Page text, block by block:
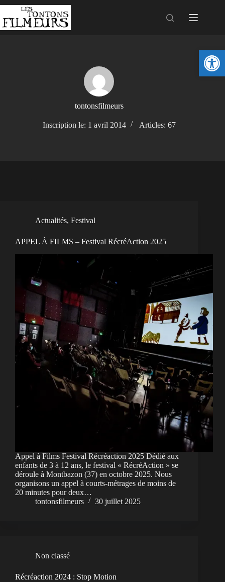
tontonsfilmeurs
Inscription le: 1 avril 2014 Articles: 67
Actualités, Festival
APPEL À FILMS – Festival RécréAction 2025
Appel à Films Festival Récréaction 2025 Dédié aux
enfants de 3 à 12 ans, le festival « RécréAction » se
déroule à Montbazon (37) en octobre 2025. Nous
organisons un appel à courts-métrages de moins de
20 minutes pour deux…
tontonsfilmeurs
30 juillet 2025
Non classé
Récréaction 2024 : Stop Motion